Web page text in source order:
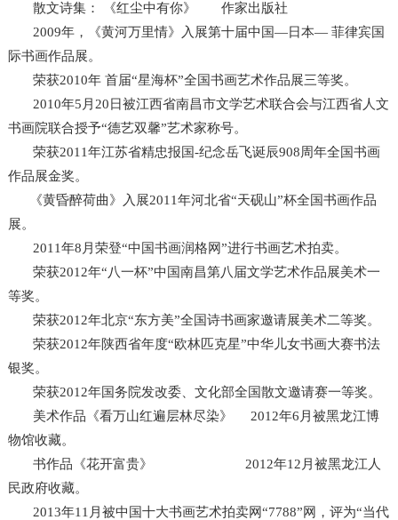
散文诗集： 《红尘中有你》 作家出版社
2009年，《黄河万里情》入展第十届中国—日本— 菲律宾国
际书画作品展。
荣获2010年 首届“星海杯”全国书画艺术作品展三等奖。
2010年5月20日被江西省南昌市文学艺术联合会与江西省人文
书画院联合授予“德艺双馨”艺术家称号。
荣获2011年江苏省精忠报国-纪念岳飞诞辰908周年全国书画
作品展金奖。
《黄昏醉荷曲》入展2011年河北省“天砚山”杯全国书画作品
展。
2011年8月荣登“中国书画润格网”进行书画艺术拍卖。
荣获2012年“八一杯”中国南昌第八届文学艺术作品展美术一
等奖。
荣获2012年北京“东方美”全国诗书画家邀请展美术二等奖。
荣获2012年陕西省年度“欧林匹克星”中华儿女书画大赛书法
银奖。
荣获2012年国务院发改委、文化部全国散文邀请赛一等奖。
美术作品《看万山红遍层林尽染》 2012年6月被黑龙江博
物馆收藏。
书作品《花开富贵》 2012年12月被黑龙江人
民政府收藏。
2013年11月被中国十大书画艺术拍卖网“7788”网，评为“当代